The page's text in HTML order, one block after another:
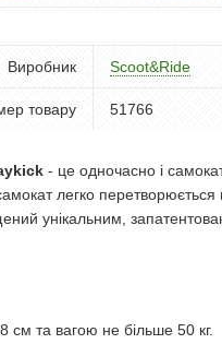
Виробник Scoot&Ride
товару 51766
- це одночасно і
легко перетворюється
унікальним,
см та вагою не більше 50 кг.